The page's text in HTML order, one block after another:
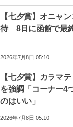
【七夕賞】オニャ
待 8日に函館で最
2026年7月8日 05:10
【七夕賞】カラマ
を強調「コーナー4
のはいい」
2026年7月8日 05:10